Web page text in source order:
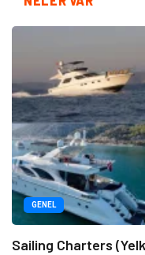
GENEL
Sailing Charters